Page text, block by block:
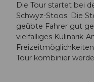
Die Tour startet bei
Schwyz-Stoos. Die
geübte Fahrer gut
vielfälliges Kulinarik-
Tour kombinier